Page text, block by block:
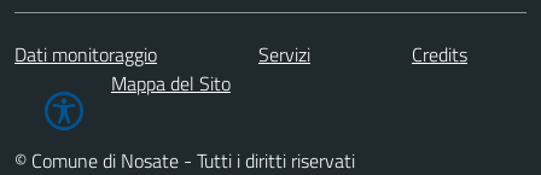
Dati monitoraggio Servizi
Credits
Mappa del Sito
© Comune di Nosate - Tutti i diritti riservati